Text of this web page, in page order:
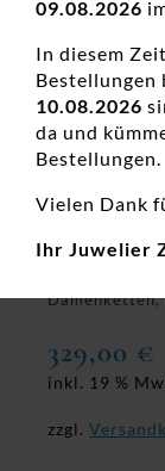
Damenketten,
Collier mit
329,00 €
inkl. 19 %
zzgl.
09.08.2026
In diesem
Bestellungen
10.08.2026
da und
Bestellungen.
Vielen Dank
Ihr Juwelier